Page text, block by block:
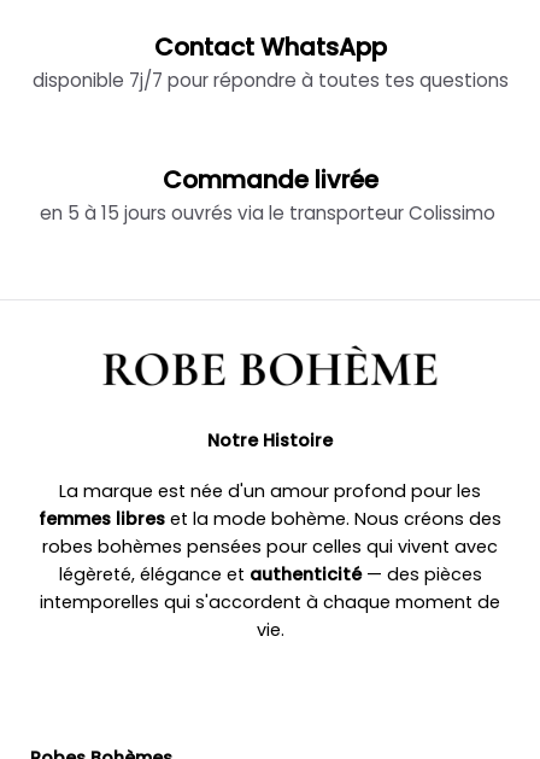
Contact WhatsApp
disponible 7j/7 pour répondre à toutes tes questions
Commande livrée
en 5 à 15 jours ouvrés via le transporteur Colissimo
Notre Histoire
La marque est née d'un amour profond pour les
femmes libres et la mode bohème. Nous créons des
robes bohèmes pensées pour celles qui vivent avec
légèreté, élégance et authenticité— des pièces
intemporelles qui s'accordent à chaque moment de
vie.